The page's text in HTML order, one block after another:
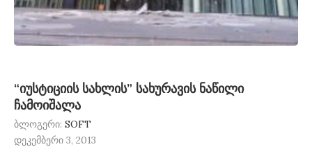
“იუსტიციის სახლის” სახურავის ნაწილი
ჩამოიშალა
ბლოგერი: SOFT
დეკემბერი 3, 2013